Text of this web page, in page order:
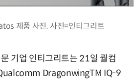
제품 사진. 사진=인티그리트
기업 인티그리트는 21일 퀄컴
DragonwingTM IQ-9